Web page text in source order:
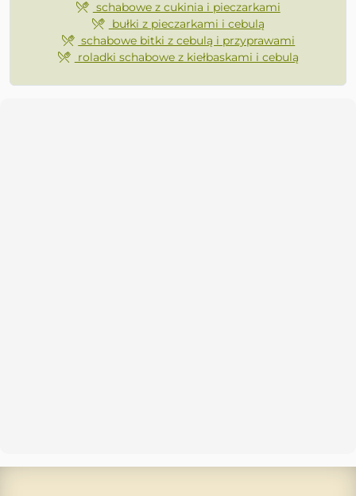
schabowe z cukinia i pieczarkami
bułki z pieczarkami i cebulą
schabowe bitki z cebulą i przyprawami
roladki schabowe z kiełbaskami i cebulą